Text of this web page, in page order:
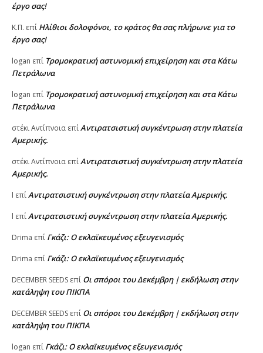
έργο σας!
Κ.Π. επί Ηλίθιοι δολοφόνοι, το κράτος θα σας πλήρωνε για το
έργο σας!
logan επί Τρομοκρατική αστυνομική επιχείρηση και στα Κάτω
Πετράλωνα
logan επί Τρομοκρατική αστυνομική επιχείρηση και στα Κάτω
Πετράλωνα
στέκι Αντίπνοια επίΑντιρατσιστική συγκέντρωση στην πλατεία
Αμερικής.
στέκι Αντίπνοια επίΑντιρατσιστική συγκέντρωση στην πλατεία
Αμερικής.
l επίΑντιρατσιστική συγκέντρωση στην πλατεία Αμερικής.
l επίΑντιρατσιστική συγκέντρωση στην πλατεία Αμερικής.
Drima επί Γκάζι: Ο εκλαϊκευμένος εξευγενισμός
Drima επί Γκάζι: Ο εκλαϊκευμένος εξευγενισμός
DECEMBER SEEDS επί Οι σπόροι του Δεκέμβρη | εκδήλωση στην
κατάληψη του ΠΙΚΠΑ
DECEMBER SEEDS επί Οι σπόροι του Δεκέμβρη | εκδήλωση στην
κατάληψη του ΠΙΚΠΑ
logan επί Γκάζι: Ο εκλαϊκευμένος εξευγενισμός